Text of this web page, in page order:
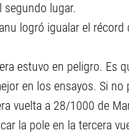
lugar.
logró igualar el
estuvo en peligro. Es
en los ensayos. Si no
vuelta a 28/1000 de
la pole en la tercera